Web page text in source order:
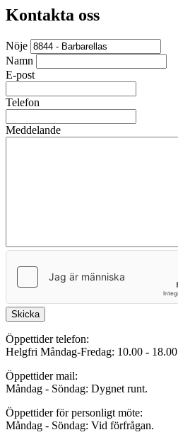
Kontakta oss
Nöje
Namn
E-post
Telefon
Meddelande
Skicka
Öppettider telefon:
Helgfri Måndag-Fredag: 10.00 - 18.00
Öppettider mail:
Måndag - Söndag: Dygnet runt.
Öppettider för personligt möte:
Måndag - Söndag: Vid förfrågan.